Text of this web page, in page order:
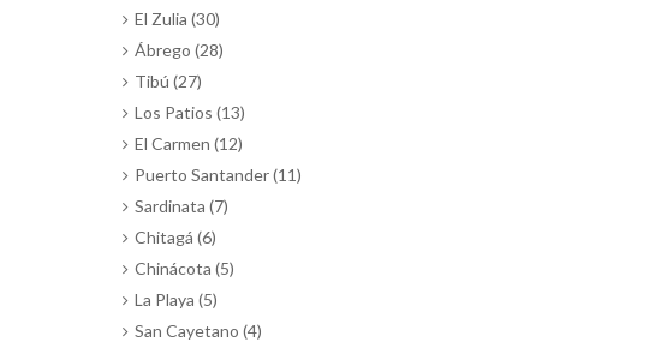
El Zulia (30)
Ábrego (28)
Tibú (27)
Los Patios (13)
El Carmen (12)
Puerto Santander (11)
Sardinata (7)
Chitagá (6)
Chinácota (5)
La Playa (5)
San Cayetano (4)